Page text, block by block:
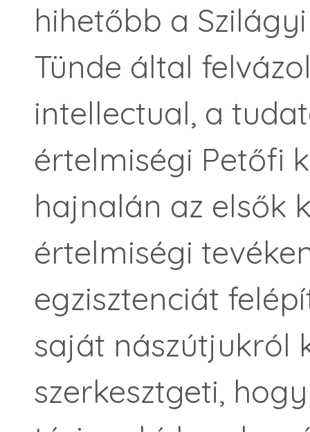
hihetőbb a
Tünde által
intellectual, a
értelmiségi Petőfi
hajnalán az elsők
értelmiségi
egzisztenciát
saját nászútjukról
szerkesztgeti,